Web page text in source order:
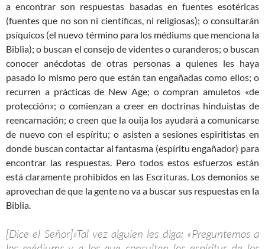
a encontrar son respuestas basadas en fuentes esotéricas
(fuentes que no son ni científicas, ni religiosas); o consultarán
psíquicos (el nuevo término para los médiums que menciona la
Biblia); o buscan el consejo de videntes o curanderos; o buscan
conocer anécdotas de otras personas a quienes les haya
pasado lo mismo pero que están tan engañadas como ellos; o
recurren a prácticas de New Age; o compran amuletos «de
protección»; o comienzan a creer en doctrinas hinduistas de
reencarnación; o creen que la ouija los ayudará a comunicarse
de nuevo con el espíritu; o asisten a sesiones espiritistas en
donde buscan contactar al fantasma (espíritu engañador) para
encontrar las respuestas. Pero todos estos esfuerzos están
está claramente prohibidos en las Escrituras. Los demonios se
aprovechan de que la gente no va a buscar sus respuestas en la
Biblia.
[Dice el Señor]»Tal vez alguien les diga: «Preguntemos a